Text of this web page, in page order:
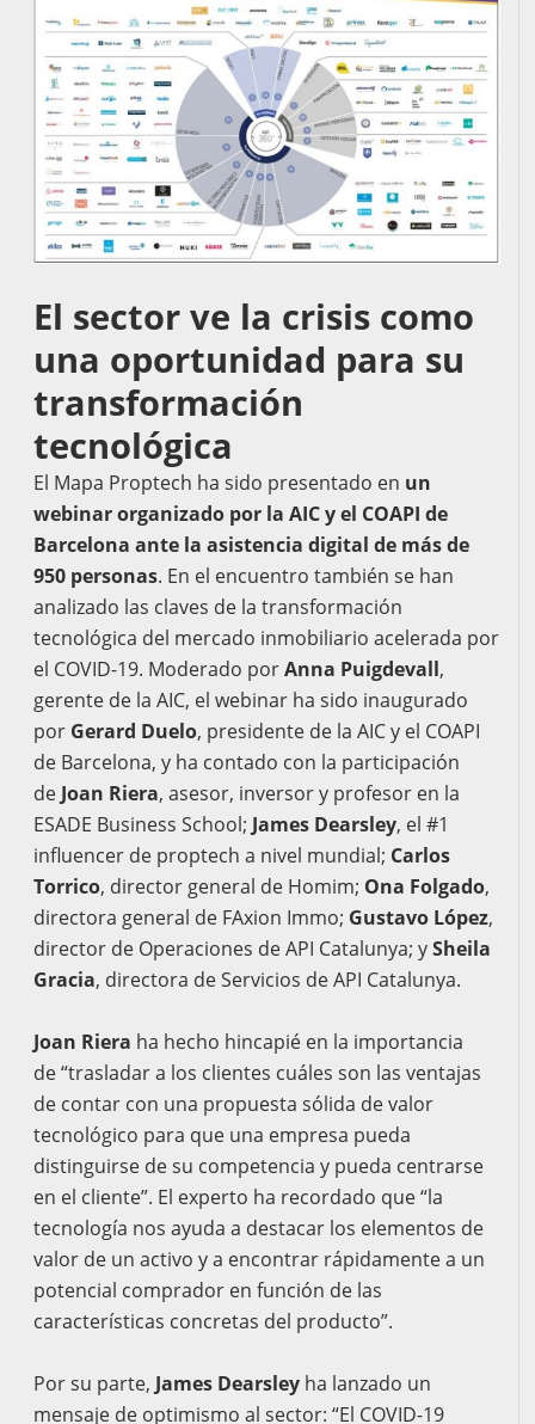
El sector ve la crisis como
una oportunidad para su
transformación
tecnológica
El Mapa Proptech ha sido presentado en un
webinar organizado por la AIC y el COAPI de
Barcelona ante la asistencia digital de más de
950 personas. En el encuentro también se han
analizado las claves de la transformación
tecnológica del mercado inmobiliario acelerada por
el COVID-19. Moderado porAnna Puigdevall,
gerente de la AIC, el webinar ha sido inaugurado
por Gerard Duelo, presidente de la AIC y el COAPI
de Barcelona, y ha contado con la participación
deJoan Riera, asesor, inversor y profesor en la
ESADE Business School;James Dearsley, el #1
influencer de proptech a nivel mundial; Carlos
Torrico, director general de Homim; Ona Folgado,
directora general de FAxion Immo; Gustavo López,
director de Operaciones de API Catalunya; ySheila
Gracia, directora de Servicios de API Catalunya.
Joan Riera ha hecho hincapié en la importancia
de “trasladar a los clientes cuáles son las ventajas
de contar con una propuesta sólida de valor
tecnológico para que una empresa pueda
distinguirse de su competencia y pueda centrarse
en el cliente”. El experto ha recordado que “la
tecnología nos ayuda a destacar los elementos de
valor de un activo y a encontrar rápidamente a un
potencial comprador en función de las
características concretas del producto”.
Por su parte,James Dearsley ha lanzado un
mensaje de optimismo al sector: “El COVID-19